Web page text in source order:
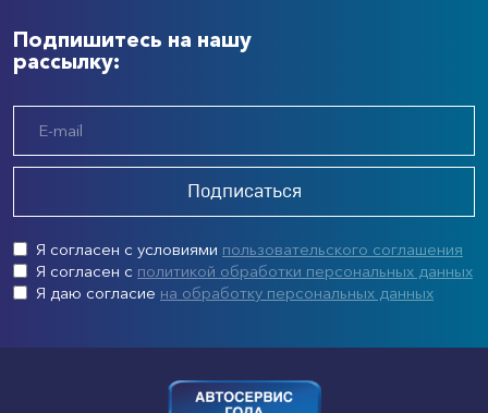
Подпишитесь на нашу
рассылку:
Подписаться
Я согласен с условиями пользовательского соглашения
Я согласен с политикой обработки персональных данных
Я даю согласие на обработку персональных данных